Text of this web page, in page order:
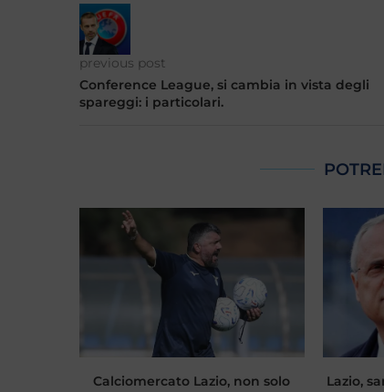
previous post
Conference League, si cambia in vista degli
spareggi: i particolari.
Calciomercato Lazio, non solo
Lazio,